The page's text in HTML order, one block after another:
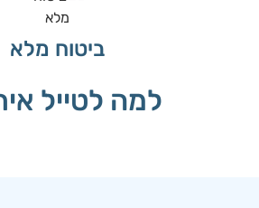
למה לטייל
ביטוח מלא